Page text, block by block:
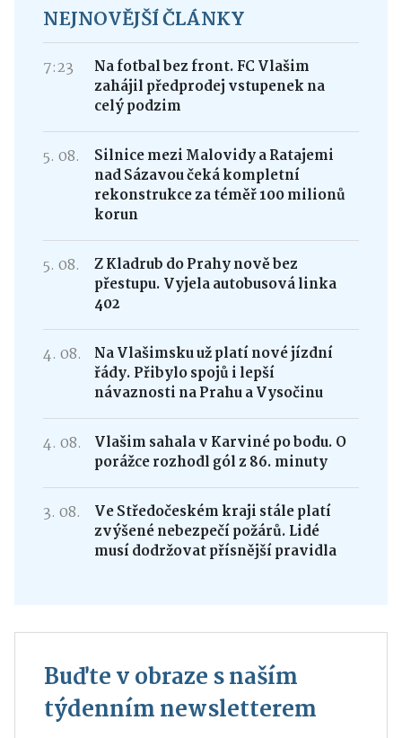
NEJNOVĚJŠÍ ČLÁNKY
7:23
Na fotbal bez front. FC Vlašim
zahájil předprodej vstupenek na
celý podzim
5. 08.
Silnice mezi Malovidy a Ratajemi
nad Sázavou čeká kompletní
rekonstrukce za téměř 100 milionů
korun
5. 08.
Z Kladrub do Prahy nově bez
přestupu. Vyjela autobusová linka
402
4. 08.
Na Vlašimsku už platí nové jízdní
řády. Přibylo spojů i lepší
návaznosti na Prahu a Vysočinu
4. 08.
Vlašim sahala v Karviné po bodu. O
porážce rozhodl gól z 86. minuty
3. 08.
Ve Středočeském kraji stále platí
zvýšené nebezpečí požárů. Lidé
musí dodržovat přísnější pravidla
Buďte v obraze s naším
týdenním newsletterem